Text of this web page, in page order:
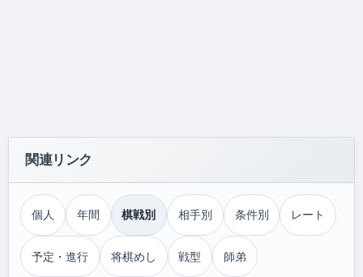
関連リンク
個人 年間 棋戦別 相手別 条件別 レート
予定・進行 将棋めし 戦型 師弟